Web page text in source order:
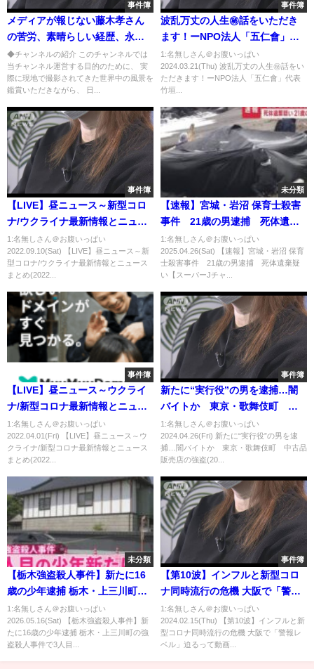
事件簿
メディアが報じない藤木孝さん
の苦労、素晴らしい経歴、永眠
の理由、国籍、本名などに涙が
溢れて止まらない・・・ 藤木
さんが遺書に遺した”耳を疑う言
◆チャンネルの紹介 このチャンネルでは
当チャンネル運営する目的のために、 実
際に現地で撮影されてきた世界中の風景を
鑑賞いただきながら、 日...
事件簿
波乱万丈の人生㊙話をいただき
ます！ーNPO法人「五仁會」代
表 竹垣悟 の【極メシ】
1:名無しさん＠お腹いっぱい
2024.03.21(Thu) 波乱万丈の人生㊙話をい
ただきます！ーNPO法人「五仁會」代表
竹垣...
事件簿
【LIVE】昼ニュース～新型コロ
ナ/ウクライナ最新情報とニュー
スまとめ(2022年9月10日) ANN/
テレ朝
1:名無しさん＠お腹いっぱい
2022.09.10(Sat) 【LIVE】昼ニュース～新
型コロナ/ウクライナ最新情報とニュース
まとめ(2022...
未分類
【速報】宮城・岩沼 保育士殺害
事件 21歳の男逮捕 死体遺棄
疑い【スーパーJチャンネル】
(2025年4月26日)
1:名無しさん＠お腹いっぱい
2025.04.26(Sat) 【速報】宮城・岩沼 保育
士殺害事件 21歳の男逮捕 死体遺棄疑
い【スーパーJチャ...
事件簿
【LIVE】昼ニュース～ウクライ
ナ/新型コロナ最新情報とニュー
スまとめ(2022年4月1日)
1:名無しさん＠お腹いっぱい
2022.04.01(Fri) 【LIVE】昼ニュース～ウ
クライナ/新型コロナ最新情報とニュース
まとめ(2022...
事件簿
新たに“実行役”の男を逮捕…闇
バイトか 東京・歌舞伎町 中
古品販売店の強盗(2024年4月26
日)
1:名無しさん＠お腹いっぱい
2024.04.26(Fri) 新たに“実行役”の男を逮
捕…闇バイトか 東京・歌舞伎町 中古品
販売店の強盗(20...
未分類
【栃木強盗殺人事件】新たに16
歳の少年逮捕 栃木・上三川町の
強盗殺人事件で3人目の逮捕者 栃
木県警
1:名無しさん＠お腹いっぱい
2026.05.16(Sat) 【栃木強盗殺人事件】新
たに16歳の少年逮捕 栃木・上三川町の強
盗殺人事件で3人目...
事件簿
【第10波】インフルと新型コロ
ナ同時流行の危機 大阪で「警報
レベル」迫る
1:名無しさん＠お腹いっぱい
2024.02.15(Thu) 【第10波】インフルと新
型コロナ同時流行の危機 大阪で「警報レ
ベル」迫るって動画...